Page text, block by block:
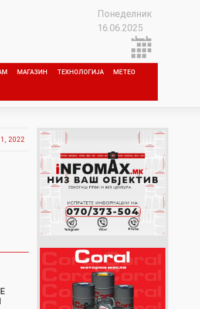
Понеделник
16.06.2025
МАГАЗИН ТЕХНОЛОГИЈА МЕТЕО
2022